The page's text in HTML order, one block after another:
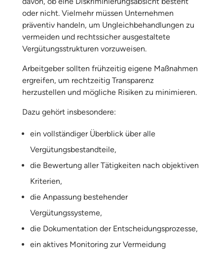
oder nicht. Vielmehr müssen Unternehmen
präventiv handeln, um Ungleichbehandlungen zu
vermeiden und rechtssicher ausgestaltete
Vergütungsstrukturen vorzuweisen.
Arbeitgeber sollten frühzeitig eigene Maßnahmen
ergreifen, um rechtzeitig Transparenz
herzustellen und mögliche Risiken zu minimieren.
Dazu gehört insbesondere:
ein vollständiger Überblick über alle
Vergütungsbestandteile,
die Bewertung aller Tätigkeiten nach objektiven
Kriterien,
die Anpassung bestehender
Vergütungssysteme,
die Dokumentation der Entscheidungsprozesse,
ein aktives Monitoring zur Vermeidung